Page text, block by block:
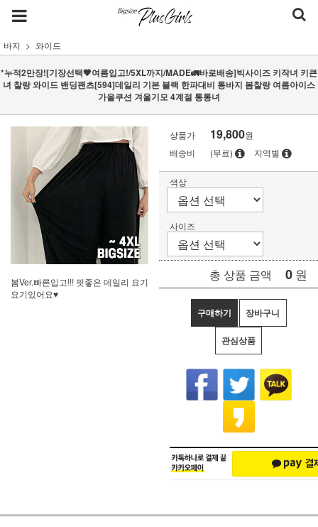
바지 와이드
*누적2만장![기장선택🖤여름입고!/5XL까지/MADE🚛바로배송]빅사이즈 키작녀 키큰
녀 찰랑 와이드 밴딩팬츠[594]데일리 기본 블랙 한파대비 통바지 봄찰랑 여름아이스
가을쿠션 겨울기모 4계절 통통녀
봄Ver.빠른입고!!! 핏좋은 데일리 요기
요기있어요♥
상품가 19,800원
배송비
(무료) 지역별
색상
사이즈
총 상품 금액 0 원
구매하기 장바구니
관심상품